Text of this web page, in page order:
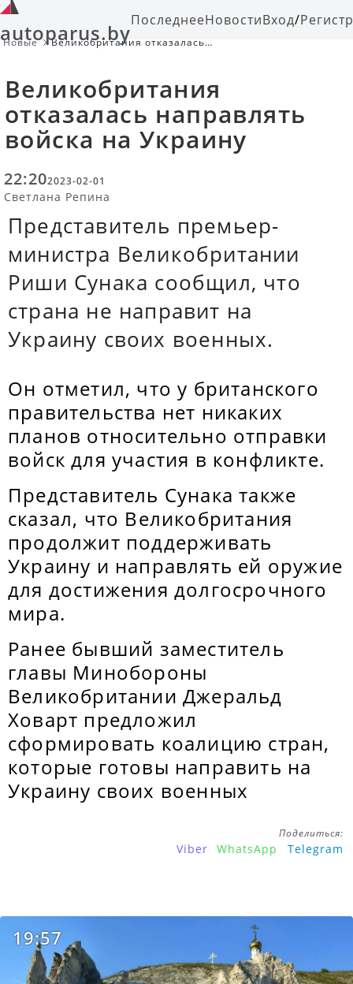
autoparus.byПоследнееНовостиВход/
Новые
Великобритания отказалась
Великобритания
отказалась направлять
войска на Украину
22:202023-02-01
Светлана Репина
Представитель премьер-
министра Великобритании
Риши Сунака сообщил, что
страна не направит на
Украину своих военных.
Он отметил, что у британского
правительства нет никаких
планов относительно отправки
войск для участия в конфликте.
Представитель Сунака также
сказал, что Великобритания
продолжит поддерживать
Украину и направлять ей оружие
для достижения долгосрочного
мира.
Ранее бывший заместитель
главы Минобороны
Великобритании Джеральд
Ховарт предложил
сформировать коалицию стран,
которые готовы направить на
Украину своих военных
Поделиться:
Viber WhatsApp Telegram
19:57